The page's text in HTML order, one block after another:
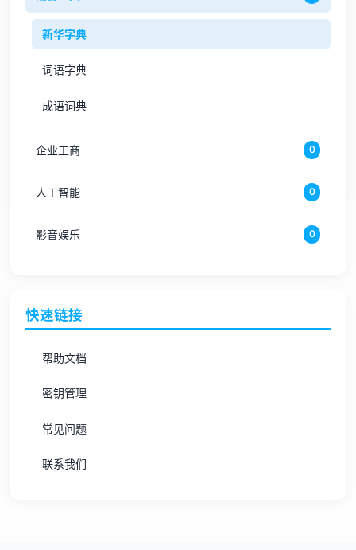
新华字典
词语字典
成语词典
企业工商 0
人工智能 0
影音娱乐 0
快速链接
帮助文档
密钥管理
常见问题
联系我们